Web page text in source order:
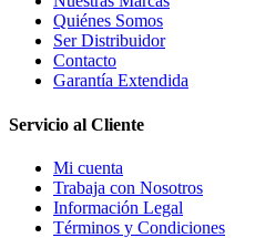
Quiénes Somos
Ser Distribuidor
Contacto
Garantía Extendida
Servicio al Cliente
Mi cuenta
Trabaja con Nosotros
Información Legal
Términos y Condiciones